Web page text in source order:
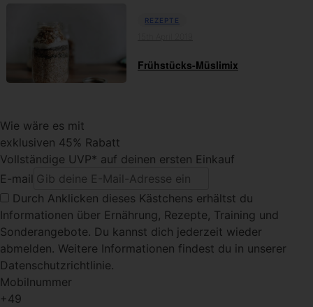
REZEPTE
Frühstücks-Müslimix
Wie wäre es mit
exklusiven 45% Rabatt
Vollständige UVP* auf deinen ersten Einkauf
E-mail
Durch Anklicken dieses Kästchens erhältst du
Informationen über Ernährung, Rezepte, Training und
Sonderangebote. Du kannst dich jederzeit wieder
abmelden. Weitere Informationen findest du in unserer
Datenschutzrichtlinie.
Mobilnummer
+49